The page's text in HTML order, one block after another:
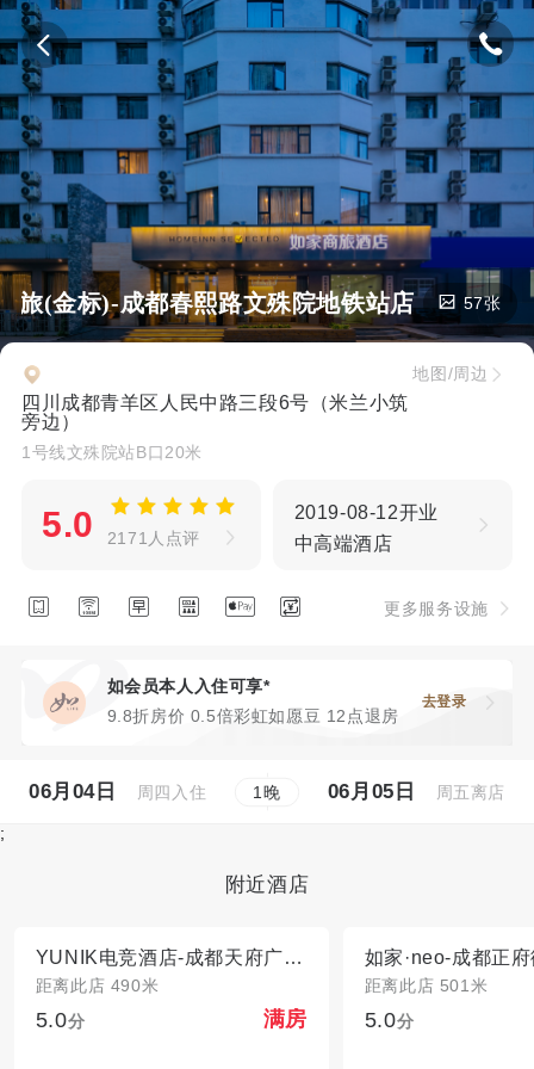
旅(金标)-成都春熙路文殊院地铁站店 57张
四川成都青羊区人民中路三段6号（米兰小筑
旁边）
1号线文殊院站B口20米
地图/周边
5.0 2171人点评
2019-08-12开业
中高端酒店
      更多服务设施
如会员本人入住可享*
9.8折房价 0.5倍彩虹如愿豆 12点退房
去登录
06月04日 周四入住 1晚 06月05日 周五离店
;
附近酒店
YUNIK电竞酒店-成都天府广场文殊院地铁站店
距离此店 490米
5.0分 满房
距离此店 501米
5.0分